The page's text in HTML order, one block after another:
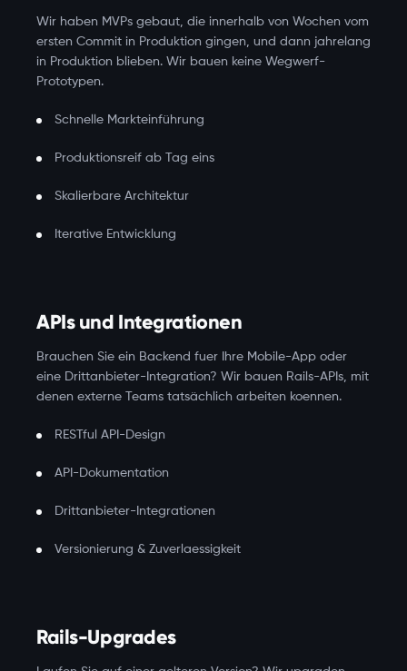
Wir haben MVPs gebaut, die innerhalb von Wochen vom
ersten Commit in Produktion gingen, und dann jahrelang
in Produktion blieben. Wir bauen keine Wegwerf-
Prototypen.
Schnelle Markteinführung
Produktionsreif ab Tag eins
Skalierbare Architektur
Iterative Entwicklung
APIs und Integrationen
Brauchen Sie ein Backend fuer Ihre Mobile-App oder
eine Drittanbieter-Integration? Wir bauen Rails-APIs, mit
denen externe Teams tatsächlich arbeiten koennen.
RESTful API-Design
API-Dokumentation
Drittanbieter-Integrationen
Versionierung & Zuverlaessigkeit
Rails-Upgrades